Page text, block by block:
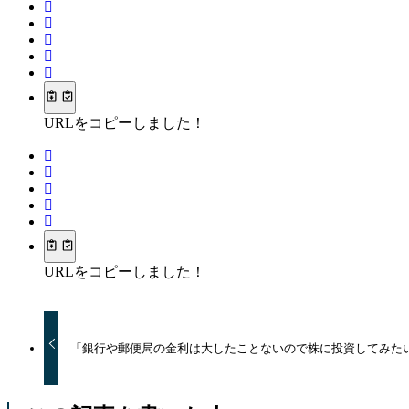
URLをコピーしました！
URLをコピーしました！
「銀行や郵便局の金利は大したことないので株に投資してみた